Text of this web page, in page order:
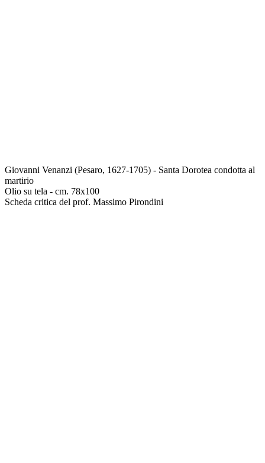
Giovanni Venanzi (Pesaro, 1627-1705) - Santa Dorotea condotta al
martirio
Olio su tela - cm. 78x100
Scheda critica del prof. Massimo Pirondini